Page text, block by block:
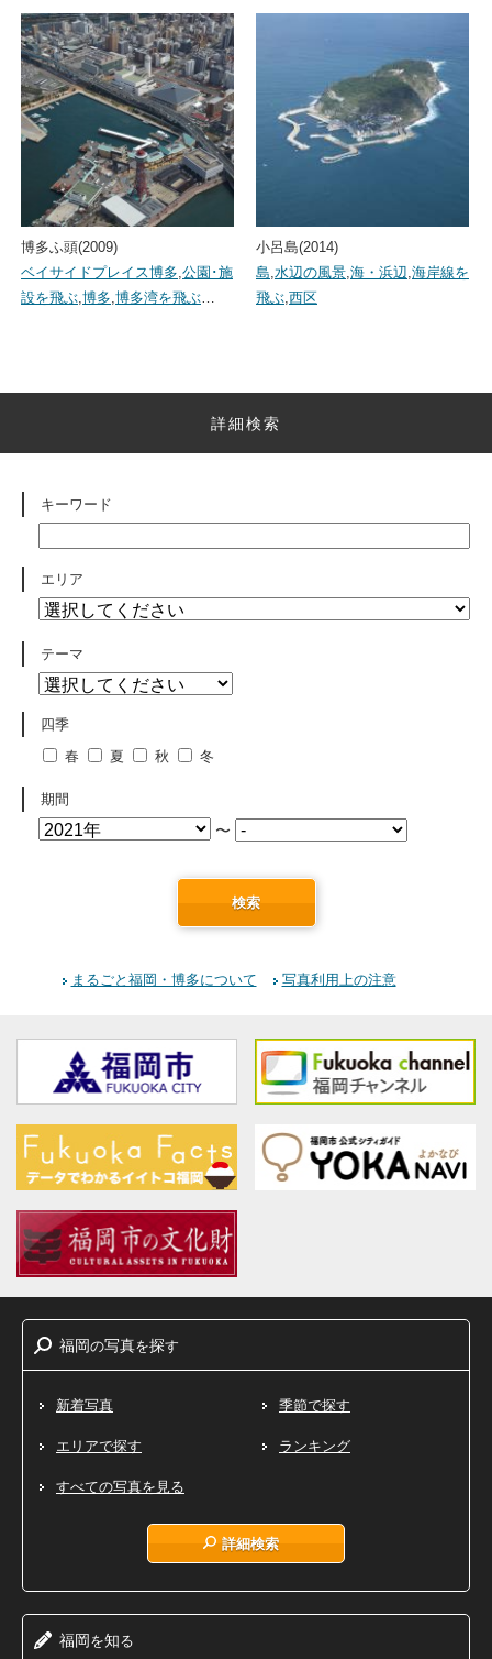
博多ふ頭(2009)
ベイサイドプレイス博多,公園･施
設を飛ぶ,博多,博多湾を飛ぶ…
小呂島(2014)
島,水辺の風景,海・浜辺,海岸線を
飛ぶ,西区
詳細検索
キーワード
エリア
テーマ
四季
春
夏 秋 冬
期間
〜
検索
まるごと福岡・博多について 写真利用上の注意
福岡の写真を探す
新着写真 季節で探す
エリアで探す ランキング
すべての写真を見る
詳細検索
福岡を知る